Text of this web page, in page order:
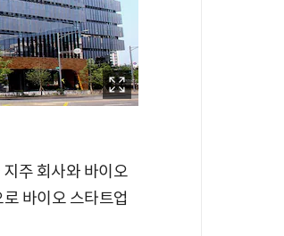
주 회사와 바이오
바이오 스타트업